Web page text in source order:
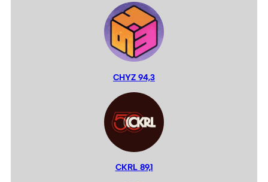
CHYZ 94,3
CKRL 89,1